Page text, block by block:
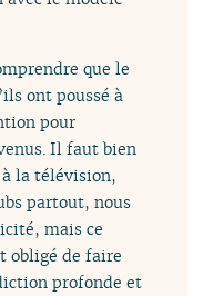
que le
ont poussé à
pour
Il faut bien
à la télévision,
partout, nous
mais ce
obligé de faire
profonde et